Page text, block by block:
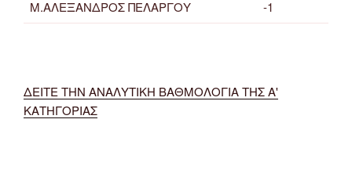
Μ.ΑΛΕΞΑΝΔΡΟΣ ΠΕΛΑΡΓΟΥ
-1
ΔΕΙΤΕ ΤΗΝ ΑΝΑΛΥΤΙΚΗ ΒΑΘΜΟΛΟΓΙΑ ΤΗΣ Α'
ΚΑΤΗΓΟΡΙΑΣ